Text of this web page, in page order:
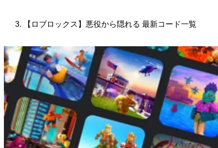
【ロブロックス】悪役から隠れる 最新コード一覧